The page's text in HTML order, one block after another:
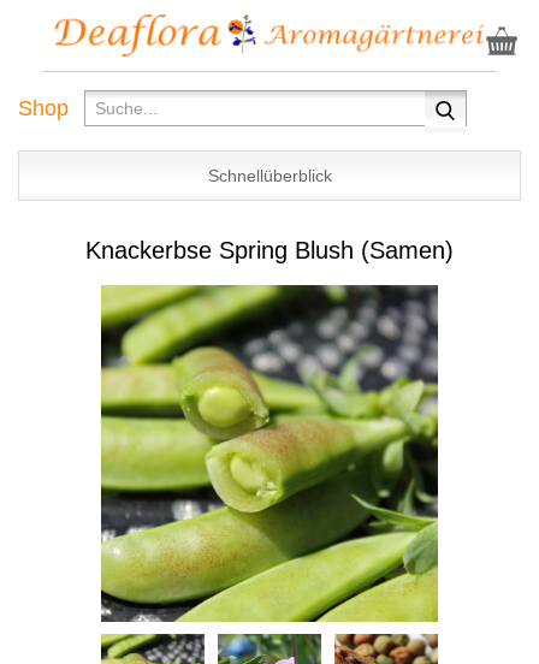
Shop
Schnellüberblick
Knackerbse Spring Blush (Samen)